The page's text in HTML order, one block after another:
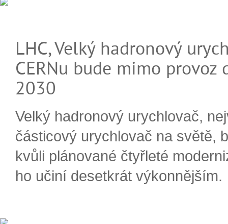
LHC, Velký hadronový
CERNu bude mimo provoz
2030
Velký hadronový urychlovač,
částicový urychlovač na světě,
kvůli plánované čtyřleté
ho učiní desetkrát výkonnějším.